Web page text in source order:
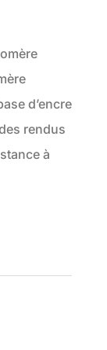
d’encre
rendus
à